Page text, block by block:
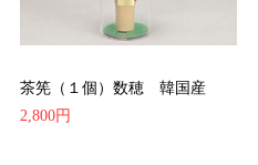
茶筅（１個）数穂 韓国産
2,800円